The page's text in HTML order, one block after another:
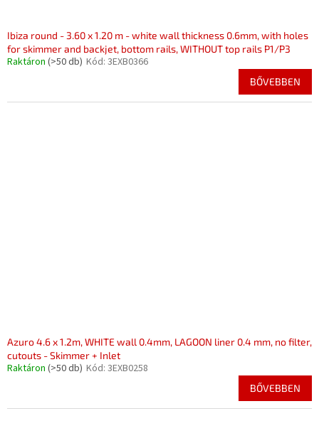
Ibiza round - 3.60 x 1.20 m - white wall thickness 0.6mm, with holes
for skimmer and backjet, bottom rails, WITHOUT top rails P1/P3
Raktáron (>50 db) Kód: 3EXB0366
BŐVEBBEN
Azuro 4.6 x 1.2m, WHITE wall 0.4mm, LAGOON liner 0.4 mm, no filter,
cutouts - Skimmer + Inlet
Raktáron (>50 db) Kód: 3EXB0258
BŐVEBBEN